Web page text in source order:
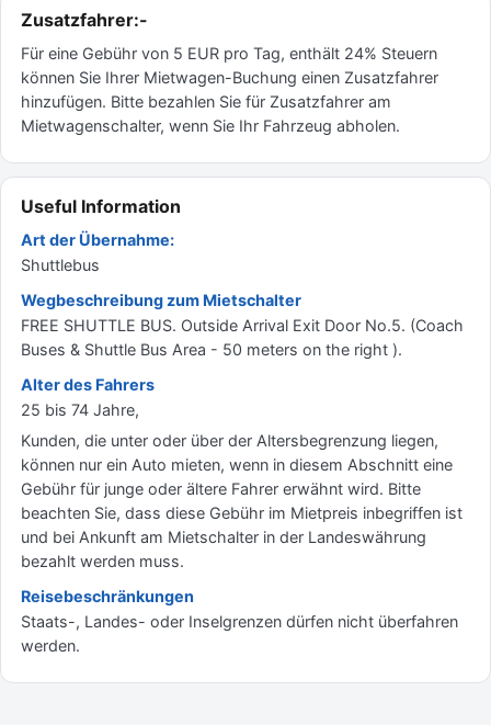
Zusatzfahrer:-
Für eine Gebühr von 5 EUR pro Tag, enthält 24% Steuern
können Sie Ihrer Mietwagen-Buchung einen Zusatzfahrer
hinzufügen. Bitte bezahlen Sie für Zusatzfahrer am
Mietwagenschalter, wenn Sie Ihr Fahrzeug abholen.
Useful Information
Art der Übernahme:
Shuttlebus
Wegbeschreibung zum Mietschalter
FREE SHUTTLE BUS. Outside Arrival Exit Door No.5. (Coach
Buses & Shuttle Bus Area - 50 meters on the right ).
Alter des Fahrers
25 bis 74 Jahre,
Kunden, die unter oder über der Altersbegrenzung liegen,
können nur ein Auto mieten, wenn in diesem Abschnitt eine
Gebühr für junge oder ältere Fahrer erwähnt wird. Bitte
beachten Sie, dass diese Gebühr im Mietpreis inbegriffen ist
und bei Ankunft am Mietschalter in der Landeswährung
bezahlt werden muss.
Reisebeschränkungen
Staats-, Landes- oder Inselgrenzen dürfen nicht überfahren
werden.